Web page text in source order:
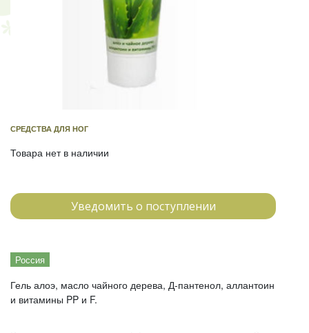
СРЕДСТВА ДЛЯ НОГ
Товара нет в наличии
Уведомить о поступлении
Россия
Гель алоэ, масло чайного дерева, Д-пантенол, аллантоин
и витамины PP и F.​